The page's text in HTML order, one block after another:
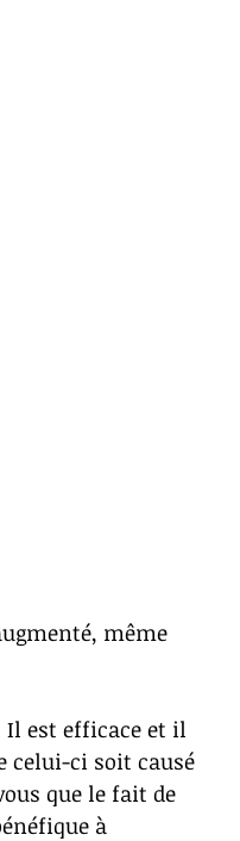
même
Il est efficace et il
celui-ci soit causé
que le fait de
à